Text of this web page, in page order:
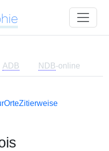
ADB NDB-online
OrteZitierweise